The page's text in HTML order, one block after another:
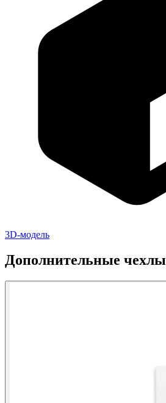
3D-модель
Дополнительные чехлы